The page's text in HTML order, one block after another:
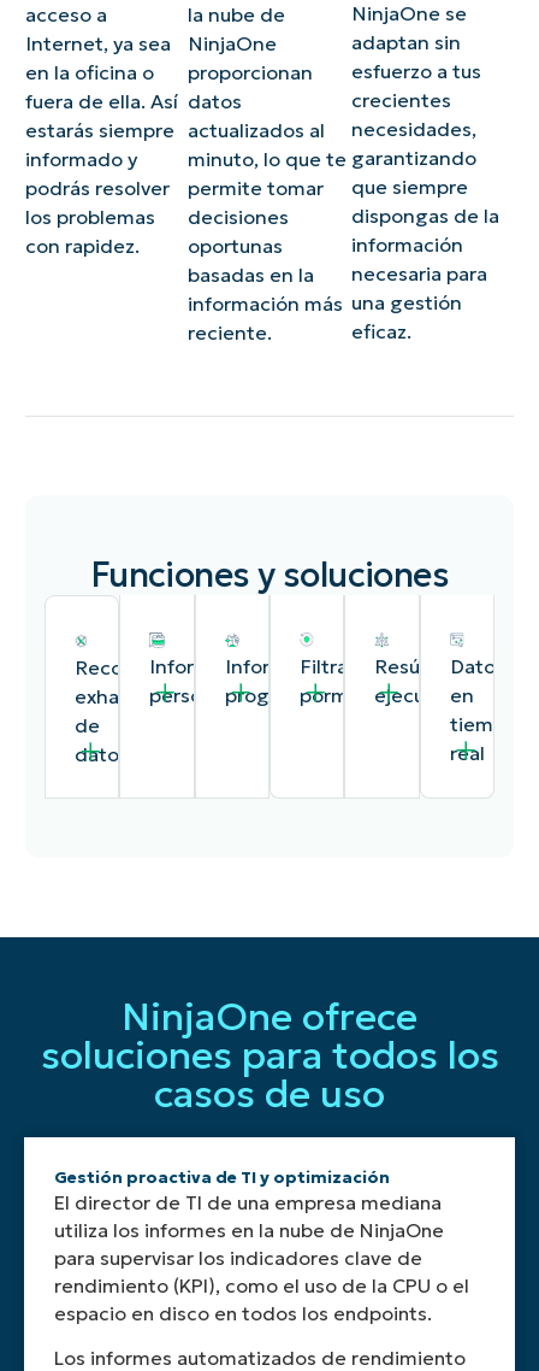
acceso a
Internet, ya sea
en la oficina o
fuera de ella. Así
estarás siempre
informado y
podrás resolver
los problemas
con rapidez.
la nube de
NinjaOne
proporcionan
datos
actualizados al
minuto, lo que te
permite tomar
decisiones
oportunas
basadas en la
información más
reciente.
NinjaOne se
adaptan sin
esfuerzo a tus
crecientes
necesidades,
garantizando
que siempre
dispongas de la
información
necesaria para
una gestión
eficaz.
Funciones y soluciones
Recogida
exhaustiva
de
datos
permite
crear
datos
agregados
diversos
aspectos
de
las
operaciones
TI,
Informes
personalizables
usuarios
pueden
adaptar
los
para
centrarse
en
métricas
o
KPI
específicos
relevantes
las
Informes
programados
la
generación
y
entrega
informes
intervalos
especificados,
ahorrando
tiempo
y
garantizando
las
Filtrado
pormenorizado
informes
pueden
filtrarse
por
de
dispositivo,
ubicación,
departamento
u
otros
criterios
para
en
Resúmenes
ejecutivos
resúmenes
de
alto
nivel
una
visión
general
de
las
principales
conclusiones
tendencias,
Datos
en
tiempo
real
de
NinjaOne
datos
estado
NinjaOne ofrece
soluciones para todos los
casos de uso
Gestión proactiva de TI y optimización
El director de TI de una empresa mediana
utiliza los informes en la nube de NinjaOne
para supervisar los indicadores clave de
rendimiento (KPI), como el uso de la CPU o el
espacio en disco en todos los endpoints.
Los informes automatizados de rendimiento